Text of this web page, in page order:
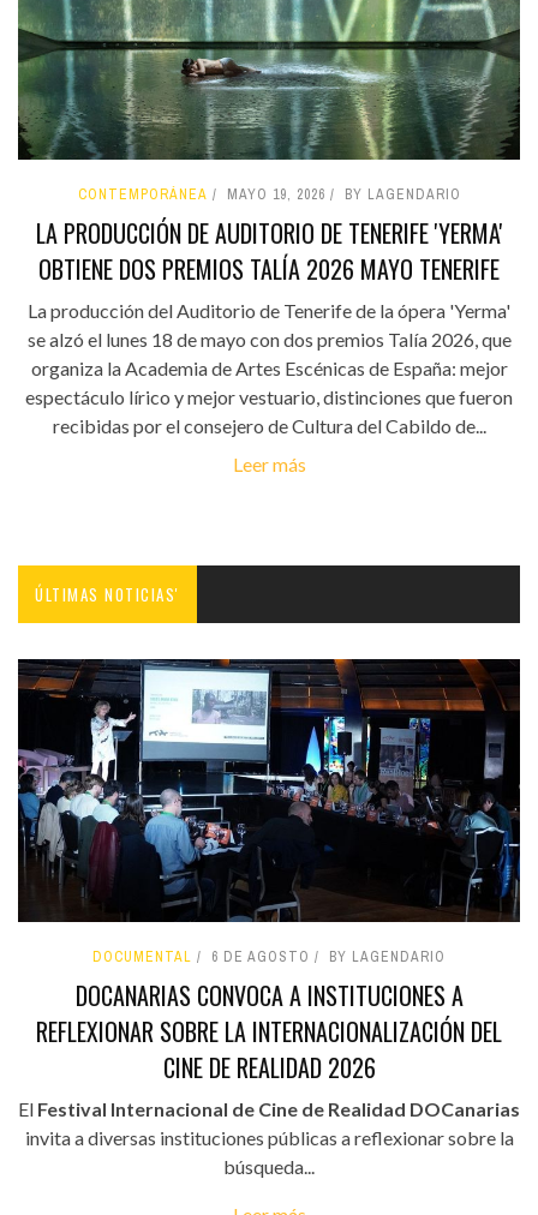
CONTEMPORÁNEA MAYO 19, 2026 BY LAGENDARIO
LA PRODUCCIÓN DE AUDITORIO DE TENERIFE 'YERMA'
OBTIENE DOS PREMIOS TALÍA 2026 MAYO TENERIFE
La producción del Auditorio de Tenerife de la ópera 'Yerma'
se alzó el lunes 18 de mayo con dos premios Talía 2026, que
organiza la Academia de Artes Escénicas de España: mejor
espectáculo lírico y mejor vestuario, distinciones que fueron
recibidas por el consejero de Cultura del Cabildo de...
Leer más
ÚLTIMAS NOTICIAS'
DOCUMENTAL 6 DE AGOSTO BY LAGENDARIO
DOCANARIAS CONVOCA A INSTITUCIONES A
REFLEXIONAR SOBRE LA INTERNACIONALIZACIÓN DEL
CINE DE REALIDAD 2026
El Festival Internacional de Cine de Realidad DOCanarias
invita a diversas instituciones públicas a reflexionar sobre la
búsqueda...